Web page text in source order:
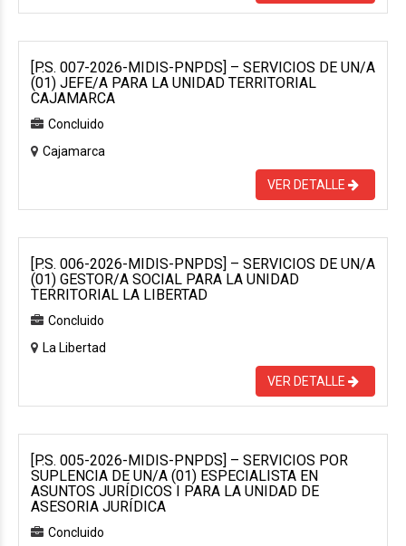
[P.S. 007-2026-MIDIS-PNPDS] – SERVICIOS DE UN/A
(01) JEFE/A PARA LA UNIDAD TERRITORIAL
CAJAMARCA
Concluido
Cajamarca
VER DETALLE
[P.S. 006-2026-MIDIS-PNPDS] – SERVICIOS DE UN/A
(01) GESTOR/A SOCIAL PARA LA UNIDAD
TERRITORIAL LA LIBERTAD
Concluido
La Libertad
VER DETALLE
[P.S. 005-2026-MIDIS-PNPDS] – SERVICIOS POR
SUPLENCIA DE UN/A (01) ESPECIALISTA EN
ASUNTOS JURÍDICOS I PARA LA UNIDAD DE
ASESORIA JURÍDICA
Concluido